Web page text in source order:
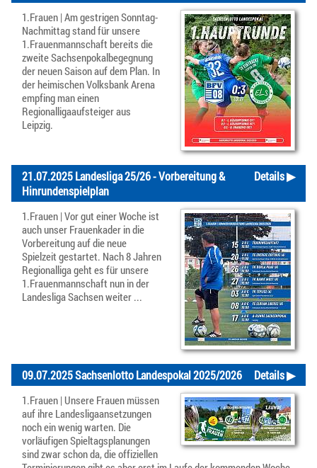
1.Frauen | Am gestrigen Sonntag-
Nachmittag stand für unsere
1.Frauenmannschaft bereits die
zweite Sachsenpokalbegegnung
der neuen Saison auf dem Plan. In
der heimischen Volksbank Arena
empfing man einen
Regionalligaaufsteiger aus
Leipzig.
Details ▶
21.07.2025 Landesliga 25/26 - Vorbereitung &
Hinrundenspielplan
1.Frauen | Vor gut einer Woche ist
auch unser Frauenkader in die
Vorbereitung auf die neue
Spielzeit gestartet. Nach 8 Jahren
Regionalliga geht es für unsere
1.Frauenmannschaft nun in der
Landesliga Sachsen weiter ...
Details ▶
09.07.2025 Sachsenlotto Landespokal 2025/2026
1.Frauen | Unsere Frauen müssen
auf ihre Landesligaansetzungen
noch ein wenig warten. Die
vorläufigen Spieltagsplanungen
sind zwar schon da, die offiziellen